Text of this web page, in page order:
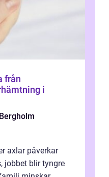
i
axlar påverkar
jobbet blir tyngre